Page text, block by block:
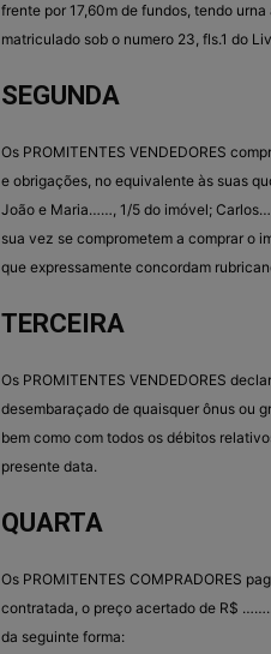
frente por 17,60m de fundos, tendo
matriculado sob o numero 23, fls.1 do
SEGUNDA
Os PROMITENTES VENDEDORES
e obrigações, no equivalente às suas
João e Maria……, 1/5 do imóvel;
sua vez se comprometem a comprar o
que expressamente concordam
TERCEIRA
Os PROMITENTES VENDEDORES
desembaraçado de quaisquer ônus ou
bem como com todos os débitos
presente data.
QUARTA
Os PROMITENTES COMPRADORES
contratada, o preço acertado de R$
da seguinte forma: